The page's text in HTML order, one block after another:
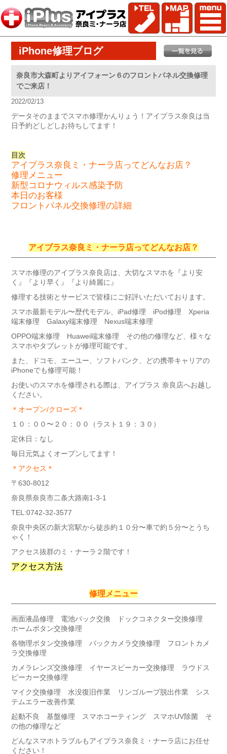
iPhone修理ブログ
奈良市大森町よりアイフォーン６のフロントパネル交換修理
でご来店！
2022/02/13
データそのままでスマホ修理かんりょう！アイプラス奈良は当
日予約どしどしお待ちしてます！
目次
アイプラス奈良ミ・ナーラ店ってどんなお店？
修理メニュー
新型コロナウィルス感染予防
本日のお客様
フロントパネル交換修理の詳細
アイプラス奈良ミ・ナーラ店ってどんなお店？
スマホ修理のアイプラス奈良店は、大切なスマホを『より安
く』『より早く』『より綺麗に』
修理する技術とサービスで皆様にご好評いただいております。
スマホ最新モデル〜歴代モデル、iPad修理 iPod修理 Xperia
端末修理 Galaxy端末修理 Nexus端末修理
OPPO端末修理 Huawei端末修理 その他の修理など、様々な
スマホやタブレットが修理可能です。
また、ドコモ、エーユー、ソフトバンク、どの携帯キャリアの
iPhoneでも修理可能！
お使いのスマホを修理される際は、アイプラス 奈良店へお越し
ください。
＊オープン/クローズ＊
１０：００〜２０：００（ラスト１９：３０）
定休日：なし
毎日元気よくオープンしてます！
＊アクセス＊
〒630-8012
奈良県奈良市二条大路南1-3-1
TEL:0742-32-3577
奈良中央区の新大宮駅から徒歩約１０分〜車で約５分〜とうち
ゃく！
アクセス抜群のミ・ナーラ２階です！
アクセス方法
修理メニュー
画面液晶修理 電池パック交換 ドックコネクター交換修理
ホームボタン交換修理
各物理ボタン交換修理 バックカメラ交換修理 フロントカメ
ラ交換修理
カメラレンズ交換修理 イヤースピーカー交換修理 ラウドス
ピーカー交換修理
マイク交換修理 水没復旧作業 リンゴループ脱出作業 シス
テムエラー改善作業
起動不良 基盤修理 スマホコーティング スマホUV除菌 そ
の他の修理など
どんなスマホトラブルもアイプラス奈良ミ・ナーラ店にお任せ
ください！